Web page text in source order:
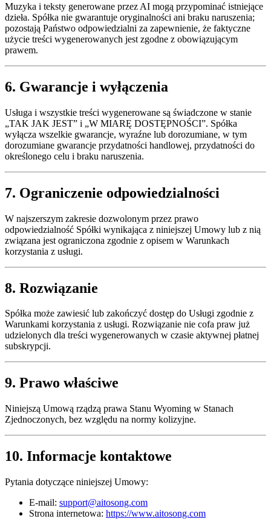
Muzyka i teksty generowane przez AI mogą przypominać istniejące
dzieła. Spółka nie gwarantuje oryginalności ani braku naruszenia;
pozostają Państwo odpowiedzialni za zapewnienie, że faktyczne
użycie treści wygenerowanych jest zgodne z obowiązującym
prawem.
6. Gwarancje i wyłączenia
Usługa i wszystkie treści wygenerowane są świadczone w stanie
„TAK JAK JEST” i „W MIARĘ DOSTĘPNOŚCI”. Spółka
wyłącza wszelkie gwarancje, wyraźne lub dorozumiane, w tym
dorozumiane gwarancje przydatności handlowej, przydatności do
określonego celu i braku naruszenia.
7. Ograniczenie odpowiedzialności
W najszerszym zakresie dozwolonym przez prawo
odpowiedzialność Spółki wynikająca z niniejszej Umowy lub z nią
związana jest ograniczona zgodnie z opisem w Warunkach
korzystania z usługi.
8. Rozwiązanie
Spółka może zawiesić lub zakończyć dostęp do Usługi zgodnie z
Warunkami korzystania z usługi. Rozwiązanie nie cofa praw już
udzielonych dla treści wygenerowanych w czasie aktywnej płatnej
subskrypcji.
9. Prawo właściwe
Niniejszą Umową rządzą prawa Stanu Wyoming w Stanach
Zjednoczonych, bez względu na normy kolizyjne.
10. Informacje kontaktowe
Pytania dotyczące niniejszej Umowy:
E-mail: support@aitosong.com
Strona internetowa: https://www.aitosong.com